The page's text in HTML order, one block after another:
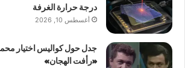
درجة حرارة الغرفة
أغسطس 10, 2026
جدل حول كواليس اختيار
«رأفت الهجان»